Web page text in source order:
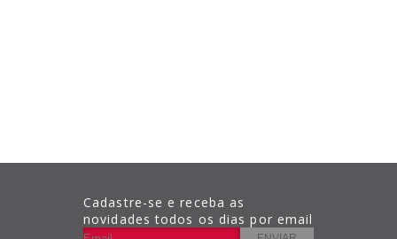
Cadastre-se e receba as
novidades todos os dias por email